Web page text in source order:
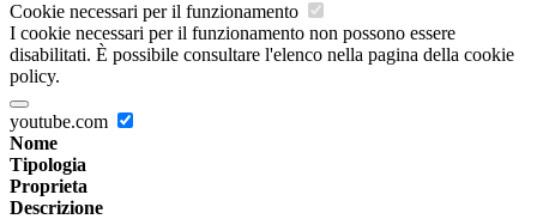
Cookie necessari per il funzionamento
I cookie necessari per il funzionamento non possono essere
disabilitati. È possibile consultare l'elenco nella pagina della cookie
policy.
youtube.com
Nome
Tipologia
Proprieta
Descrizione